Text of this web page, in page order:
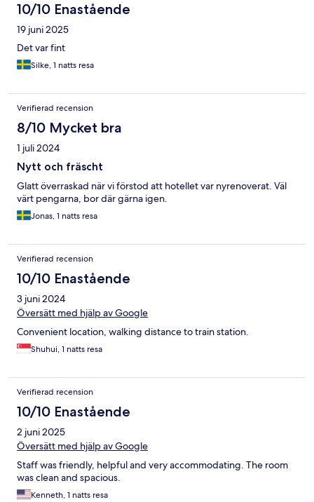
10/10 Enastående
19 juni 2025
Det var fint
Silke, 1 natts resa
Verifierad recension
8/10 Mycket bra
1 juli 2024
Nytt och fräscht
Glatt överraskad när vi förstod att hotellet var nyrenoverat. Väl
värt pengarna, bor där gärna igen.
Jonas, 1 natts resa
Verifierad recension
10/10 Enastående
3 juni 2024
Översätt med hjälp av Google
Convenient location, walking distance to train station.
Shuhui, 1 natts resa
Verifierad recension
10/10 Enastående
2 juni 2025
Översätt med hjälp av Google
Staff was friendly, helpful and very accommodating. The room
was clean and spacious.
Kenneth, 1 natts resa